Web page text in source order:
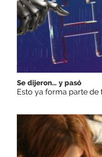
Se dijeron… y pasó
Esto ya forma parte de